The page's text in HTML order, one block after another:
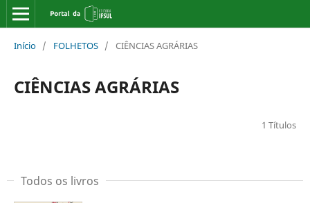
Início / FOLHETOS / CIÊNCIAS AGRÁRIAS
CIÊNCIAS AGRÁRIAS
1 Títulos
Todos os livros